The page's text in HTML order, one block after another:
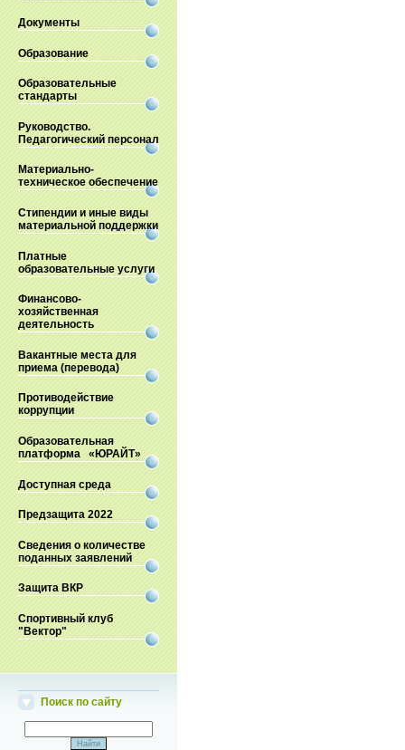
Документы
Образование
Образовательные
стандарты
Руководство.
Педагогический персонал
Материально-
техническое обеспечение
Стипендии и иные виды
материальной поддержки
Платные
образовательные услуги
Финансово-
хозяйственная
деятельность
Вакантные места для
приема (перевода)
Противодействие
коррупции
Образовательная
платформа «ЮРАЙТ»
Доступная среда
Предзащита 2022
Сведения о количестве
поданных заявлений
Защита ВКР
Спортивный клуб
"Вектор"
Поиск по сайту